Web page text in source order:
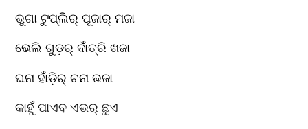
ଭୁଗା ଟୁପ୍ଲିର୍ ପୂଜାର୍ ମଜା
ଭେଲି ଗୁଡ଼ର୍ ଦାଁତ୍ରି ଖଜା
ଘନା ହାଁଡ଼ିର୍ ଚନା ଭଜା
କାହୁଁ ପାଏବ ଏଭର୍ ଛୁଏ